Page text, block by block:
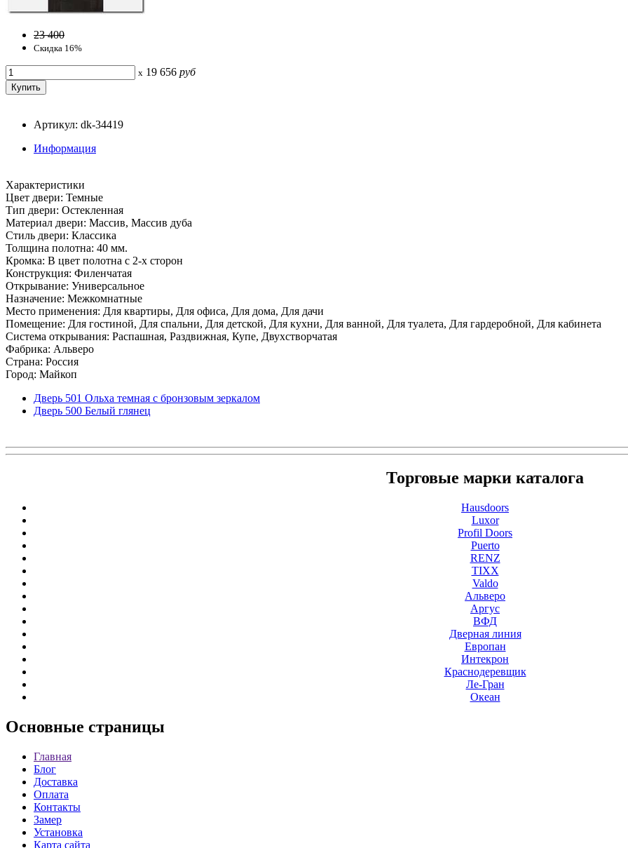
23 400
Скидка 16%
x 19 656 руб
Артикул: dk-34419
Информация
Характеристики
Цвет двери: Темные
Тип двери: Остекленная
Материал двери: Массив, Массив дуба
Стиль двери: Классика
Толщина полотна: 40 мм.
Кромка: В цвет полотна с 2-х сторон
Конструкция: Филенчатая
Открывание: Универсальное
Назначение: Межкомнатные
Место применения: Для квартиры, Для офиса, Для дома, Для дачи
Помещение: Для гостиной, Для спальни, Для детской, Для кухни, Для ванной, Для туалета, Для гардеробной, Для кабинета
Система открывания: Распашная, Раздвижная, Купе, Двухстворчатая
Фабрика: Альверо
Страна: Россия
Город: Майкоп
Дверь 501 Ольха темная с бронзовым зеркалом
Дверь 500 Белый глянец
Торговые марки каталога
Hausdoors
Luxor
Profil Doors
Puerto
RENZ
TIXX
Valdo
Альверо
Аргус
ВФД
Дверная линия
Европан
Интекрон
Краснодеревщик
Ле-Гран
Океан
Основные страницы
Главная
Блог
Доставка
Оплата
Контакты
Замер
Установка
Карта сайта